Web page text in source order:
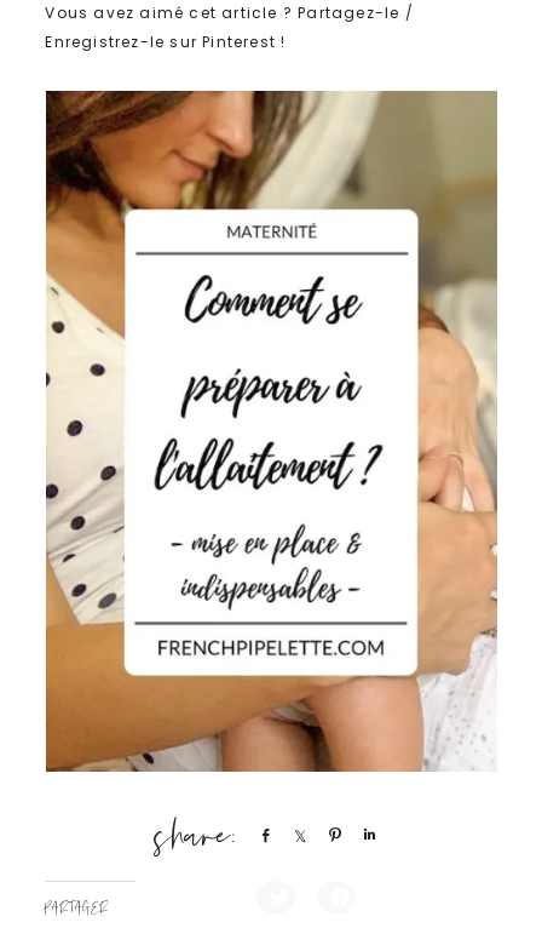
Vous avez aimé cet article ? Partagez-le /
Enregistrez-le sur Pinterest !
Share Share Pin
PARTAGER :